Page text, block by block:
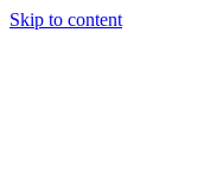
Skip to content